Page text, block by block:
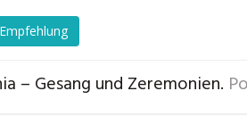
– Gesang und Zeremonien.